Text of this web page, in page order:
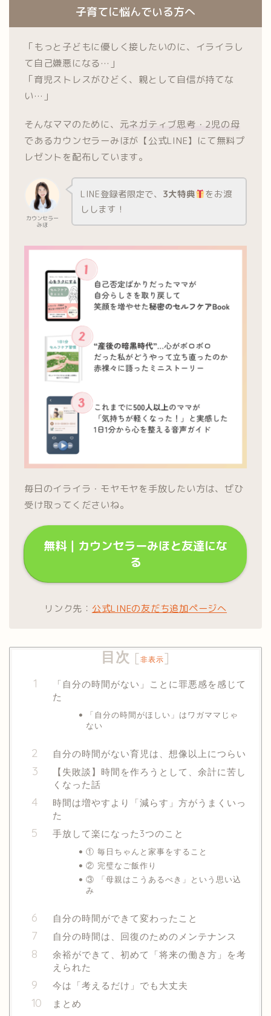
子育てに悩んでいる方へ
「もっと子どもに優しく接したいのに、イライラし
て自己嫌悪になる…」
「育児ストレスがひどく、親として自信が持てな
い…」
そんなママのために、 元ネガティブ思考・2児の母
であるカウンセラーみほが【公式LINE】にて無料プ
レゼントを配布しています。
カウンセラー
みほ
LINE登録者限定で、 3大特典
をお渡
しします！
毎日のイライラ・モヤモヤを手放したい方は、ぜひ
受け取ってくださいね。
無料｜カウンセラーみほと友達にな
る
リンク先： 公式LINEの友だち追加ページへ
目次 [非表示]
「自分の時間がない」ことに罪悪感を感じて
た
「自分の時間がほしい」はワガママじゃ
ない
自分の時間がない育児は、想像以上につらい
【失敗談】時間を作ろうとして、余計に苦し
くなった話
時間は増やすより「減らす」方がうまくいっ
た
手放して楽になった3つのこと
① 毎日ちゃんと家事をすること
② 完璧なご飯作り
③ 「母親はこうあるべき」という思い込
み
自分の時間ができて変わったこと
自分の時間は、回復のためのメンテナンス
余裕ができて、初めて「将来の働き方」を考
えられた
今は「考えるだけ」でも大丈夫
まとめ